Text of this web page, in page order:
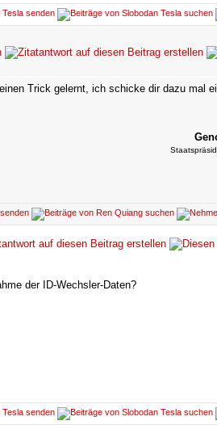
Trick gelernt, ich schicke dir dazu mal
der ID-Wechsler-Daten?